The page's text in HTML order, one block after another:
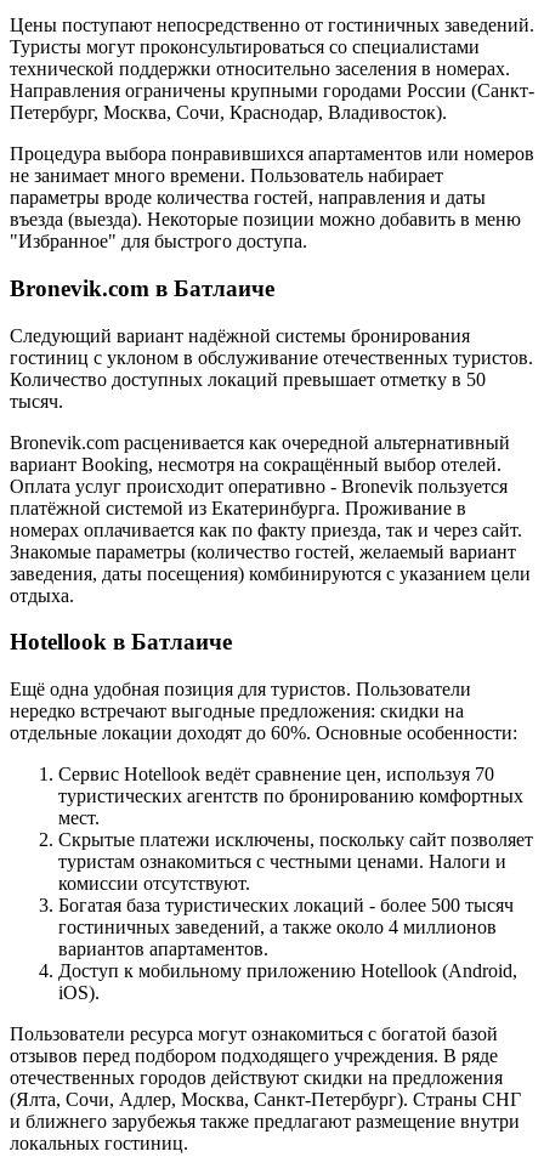
Цены поступают непосредственно от гостиничных заведений.
Туристы могут проконсультироваться со специалистами
технической поддержки относительно заселения в номерах.
Направления ограничены крупными городами России (Санкт-
Петербург, Москва, Сочи, Краснодар, Владивосток).
Процедура выбора понравившихся апартаментов или номеров
не занимает много времени. Пользователь набирает
параметры вроде количества гостей, направления и даты
въезда (выезда). Некоторые позиции можно добавить в меню
"Избранное" для быстрого доступа.
Bronevik.com в Батлаиче
Следующий вариант надёжной системы бронирования
гостиниц с уклоном в обслуживание отечественных туристов.
Количество доступных локаций превышает отметку в 50
тысяч.
Bronevik.com расценивается как очередной альтернативный
вариант Booking, несмотря на сокращённый выбор отелей.
Оплата услуг происходит оперативно - Bronevik пользуется
платёжной системой из Екатеринбурга. Проживание в
номерах оплачивается как по факту приезда, так и через сайт.
Знакомые параметры (количество гостей, желаемый вариант
заведения, даты посещения) комбинируются с указанием цели
отдыха.
Hotellook в Батлаиче
Ещё одна удобная позиция для туристов. Пользователи
нередко встречают выгодные предложения: скидки на
отдельные локации доходят до 60%. Основные особенности:
Сервис Hotellook ведёт сравнение цен, используя 70
туристических агентств по бронированию комфортных
мест.
Скрытые платежи исключены, поскольку сайт позволяет
туристам ознакомиться с честными ценами. Налоги и
комиссии отсутствуют.
Богатая база туристических локаций - более 500 тысяч
гостиничных заведений, а также около 4 миллионов
вариантов апартаментов.
Доступ к мобильному приложению Hotellook (Android,
iOS).
Пользователи ресурса могут ознакомиться с богатой базой
отзывов перед подбором подходящего учреждения. В ряде
отечественных городов действуют скидки на предложения
(Ялта, Сочи, Адлер, Москва, Санкт-Петербург). Страны СНГ
и ближнего зарубежья также предлагают размещение внутри
локальных гостиниц.